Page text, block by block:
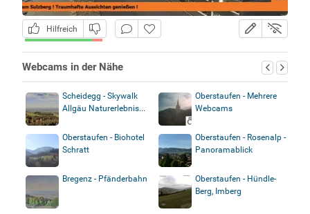
Hilfreich
Webcams in der Nähe
Scheidegg - Skywalk
Allgäu Naturerlebnis...
Oberstaufen - Mehrere
Webcams
Oberstaufen - Biohotel
Schratt
Oberstaufen - Rosenalp -
Panoramablick
Bregenz - Pfänderbahn
Oberstaufen - Hündle-
Berg, Imberg